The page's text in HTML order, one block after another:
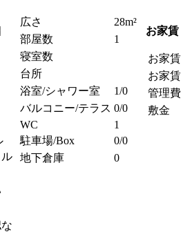
ル
広さ
28m²
部屋数
1
寝室数
台所
浴室/シャワー室
1/0
バルコニー/テラス 0/0
WC
1
駐車場/Box
0/0
地下倉庫
0
お家賃
お家賃
お家賃
管理費
敷金